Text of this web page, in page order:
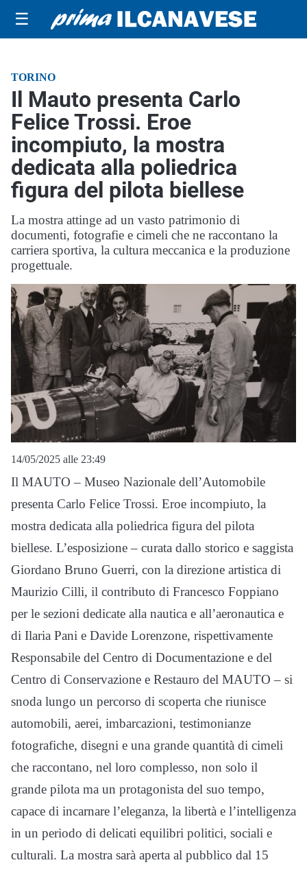
☰
TORINO
Il Mauto presenta Carlo
Felice Trossi. Eroe
incompiuto, la mostra
dedicata alla poliedrica
figura del pilota biellese
La mostra attinge ad un vasto patrimonio di
documenti, fotografie e cimeli che ne raccontano la
carriera sportiva, la cultura meccanica e la produzione
progettuale.
14/05/2025 alle 23:49
Il MAUTO – Museo Nazionale dell’Automobile
presenta Carlo Felice Trossi. Eroe incompiuto, la
mostra dedicata alla poliedrica figura del pilota
biellese. L’esposizione – curata dallo storico e saggista
Giordano Bruno Guerri, con la direzione artistica di
Maurizio Cilli, il contributo di Francesco Foppiano
per le sezioni dedicate alla nautica e all’aeronautica e
di Ilaria Pani e Davide Lorenzone, rispettivamente
Responsabile del Centro di Documentazione e del
Centro di Conservazione e Restauro del MAUTO – si
snoda lungo un percorso di scoperta che riunisce
automobili, aerei, imbarcazioni, testimonianze
fotografiche, disegni e una grande quantità di cimeli
che raccontano, nel loro complesso, non solo il
grande pilota ma un protagonista del suo tempo,
capace di incarnare l’eleganza, la libertà e l’intelligenza
in un periodo di delicati equilibri politici, sociali e
culturali. La mostra sarà aperta al pubblico dal 15